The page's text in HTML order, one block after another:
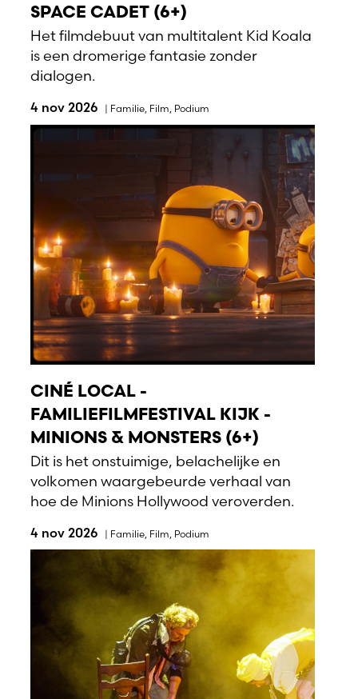
SPACE CADET (6+)
Het filmdebuut van multitalent Kid Koala
is een dromerige fantasie zonder
dialogen.
4 nov 2026 | Familie, Film, Podium
CINÉ LOCAL -
FAMILIEFILMFESTIVAL KIJK -
MINIONS & MONSTERS (6+)
Dit is het onstuimige, belachelijke en
volkomen waargebeurde verhaal van
hoe de Minions Hollywood veroverden.
4 nov 2026 | Familie Film Podium